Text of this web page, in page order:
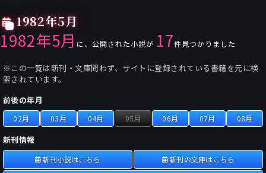
1982年5月
1982年5月 に、公開された小説が 17件見つかりました
※この一覧は新刊・文庫問わず、サイトに登録されている書籍を元に検
索されています。
前後の年月
02月 03月 04月 05月 06月 07月 08月
新刊情報
新刊小説はこちら
新刊の文庫はこちら